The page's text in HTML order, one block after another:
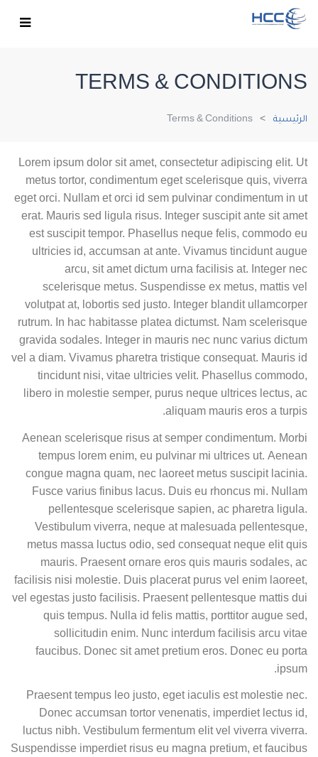
TERMS & CONDITIONS
الرئيسية Terms & Conditions
Lorem ipsum dolor sit amet, consectetur adipiscing elit. Ut
metus tortor, condimentum eget scelerisque quis, viverra
eget orci. Nullam et orci id sem pulvinar condimentum in ut
erat. Mauris sed ligula risus. Integer suscipit ante sit amet
est suscipit tempor. Phasellus neque felis, commodo eu
ultricies id, accumsan at ante. Vivamus tincidunt augue
arcu, sit amet dictum urna facilisis at. Integer nec
scelerisque metus. Suspendisse ex metus, mattis vel
volutpat at, lobortis sed justo. Integer blandit ullamcorper
rutrum. In hac habitasse platea dictumst. Nam scelerisque
gravida sodales. Integer in mauris nec nunc varius dictum
vel a diam. Vivamus pharetra tristique consequat. Mauris id
tincidunt nisi, vitae ultricies velit. Phasellus commodo,
libero in molestie semper, purus neque ultrices lectus, ac
aliquam mauris eros a turpis.
Aenean scelerisque risus at semper condimentum. Morbi
tempus lorem enim, eu pulvinar mi ultrices ut. Aenean
congue magna quam, nec laoreet metus suscipit lacinia.
Fusce varius finibus lacus. Duis eu rhoncus mi. Nullam
pellentesque scelerisque sapien, ac pharetra ligula.
Vestibulum viverra, neque at malesuada pellentesque,
metus massa luctus odio, sed consequat neque elit quis
mauris. Praesent ornare eros quis mauris sodales, ac
facilisis nisi molestie. Duis placerat purus vel enim laoreet,
vel egestas justo facilisis. Praesent pellentesque mattis dui
quis tempus. Nulla id felis mattis, porttitor augue sed,
sollicitudin enim. Nunc interdum facilisis arcu vitae
faucibus. Donec sit amet pretium eros. Donec eu porta
ipsum.
Praesent tempus leo justo, eget iaculis est molestie nec.
Donec accumsan tortor venenatis, imperdiet lectus id,
luctus nibh. Vestibulum fermentum elit vel viverra viverra.
Suspendisse imperdiet risus eu magna pretium, et faucibus